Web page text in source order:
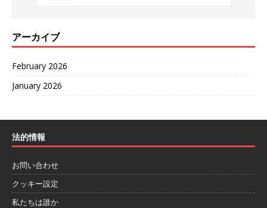
アーカイブ
February 2026
January 2026
法的情報
お問い合わせ
クッキー設定
私たちは誰か